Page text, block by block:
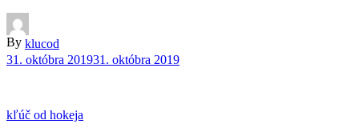
By klucod
31. októbra 201931. októbra 2019
kľúč od hokeja